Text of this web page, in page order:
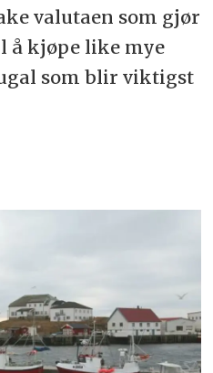
valutaen som gjør
å kjøpe like mye
som blir viktigst